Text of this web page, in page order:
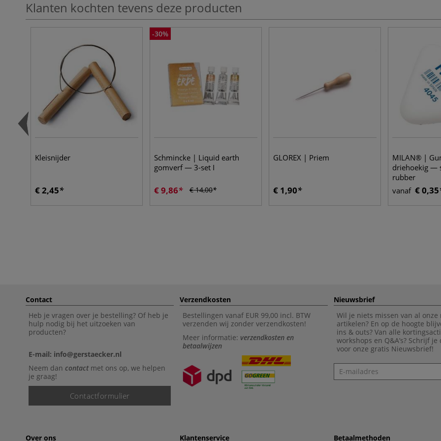
Klanten kochten tevens deze producten
Kleisnijder
€ 2,45
-30%
Schmincke | Liquid earth
gomverf — 3-set I
€ 9,86 € 14,00
GLOREX | Priem
€ 1,90
MILAN® |
driehoekig —
rubber
vanaf € 0,35
Contact
Heb je vragen over je bestelling? Of heb je
hulp nodig bij het uitzoeken van
producten?
E-mail: info@gerstaecker.nl
Neem dan contactmet ons op, we helpen
je graag!
Contactformulier
Verzendkosten
Bestellingen vanaf EUR 99,00 incl. BTW
verzenden wij zonder verzendkosten!
Meer informatie: verzendkosten en
betaalwijzen
Nieuwsbrief
Wil je niets missen van al onze
artikelen? En op de hoogte
ins & outs? Van alle
workshops en Q&A’s? Schrijf
voor onze gratis Nieuwsbrief!
Nieuwsbrief
Over ons Klantenservice Betaalmethoden